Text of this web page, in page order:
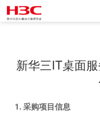
新华三IT桌面
1.采购项目信息